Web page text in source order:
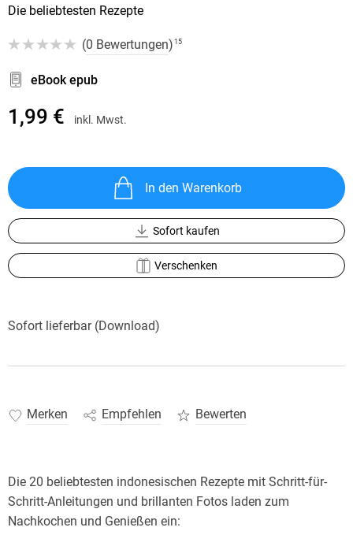
Die beliebtesten Rezepte
(0 Bewertungen) 15
eBook epub
1,99 € inkl. Mwst.
In den Warenkorb
Sofort kaufen
Verschenken
Sofort lieferbar (Download)
Merken Empfehlen Bewerten
Die 20 beliebtesten indonesischen Rezepte mit Schritt-für-
Schritt-Anleitungen und brillanten Fotos laden zum
Nachkochen und Genießen ein: